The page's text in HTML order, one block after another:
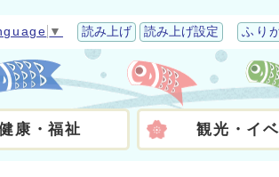
▼ 読み上げ 読み上げ設定 ふり
康・福祉 観光・イ